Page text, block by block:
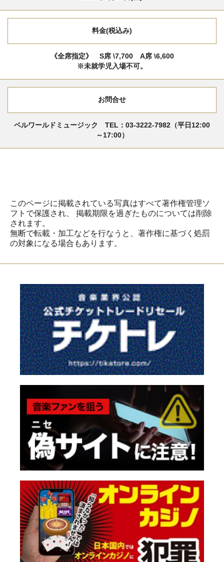
料金(税込み)
《全席指定》 S席 \7,700 A席 \6,600
※未就学児入場不可。
お問合せ
ベルワールドミュージック TEL：03-3222-7982（平日12:00
～17:00）
このページに掲載されている写真はすべて著作権管理ソ
フトで保護され、
掲載期限を過ぎたものについては削除
されます。
無断で転載・加工などを行なうと、著作権に基づく処罰
の対象になる場合もあります。